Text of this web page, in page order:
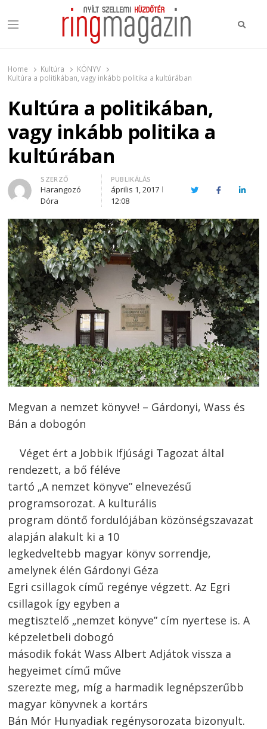
Menu
Home Kultúra
KÖNYV
Kultúra a politikában, vagy inkább politika a kultúrában
Kultúra a politikában,
vagy inkább politika a
kultúrában
Author
SZERZŐ
Harangozó
Dóra
PUBLIKÁLÁS
április 1, 2017
12:08
TwitterFacebook
Megvan a nemzet könyve! – Gárdonyi, Wass és
Bán a dobogón
Véget ért a Jobbik Ifjúsági Tagozat által
rendezett, a bő féléve
tartó „A nemzet könyve” elnevezésű
programsorozat. A kulturális
program döntő fordulójában közönségszavazat
alapján alakult ki a 10
legkedveltebb magyar könyv sorrendje,
amelynek élén Gárdonyi Géza
Egri csillagok című regénye végzett. Az Egri
csillagok így egyben a
megtisztelő „nemzet könyve” cím nyertese is. A
képzeletbeli dobogó
második fokát Wass Albert Adjátok vissza a
hegyeimet című műve
szerezte meg, míg a harmadik legnépszerűbb
magyar könyvnek a kortárs
Bán Mór Hunyadiak regénysorozata bizonyult.